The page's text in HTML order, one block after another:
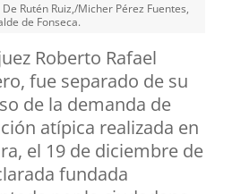
Rutén Ruiz,/Micher Pérez Fuentes,
de Fonseca.
Roberto Rafael
fue separado de su
de la demanda de
atípica realizada en
el 19 de diciembre de
fundada